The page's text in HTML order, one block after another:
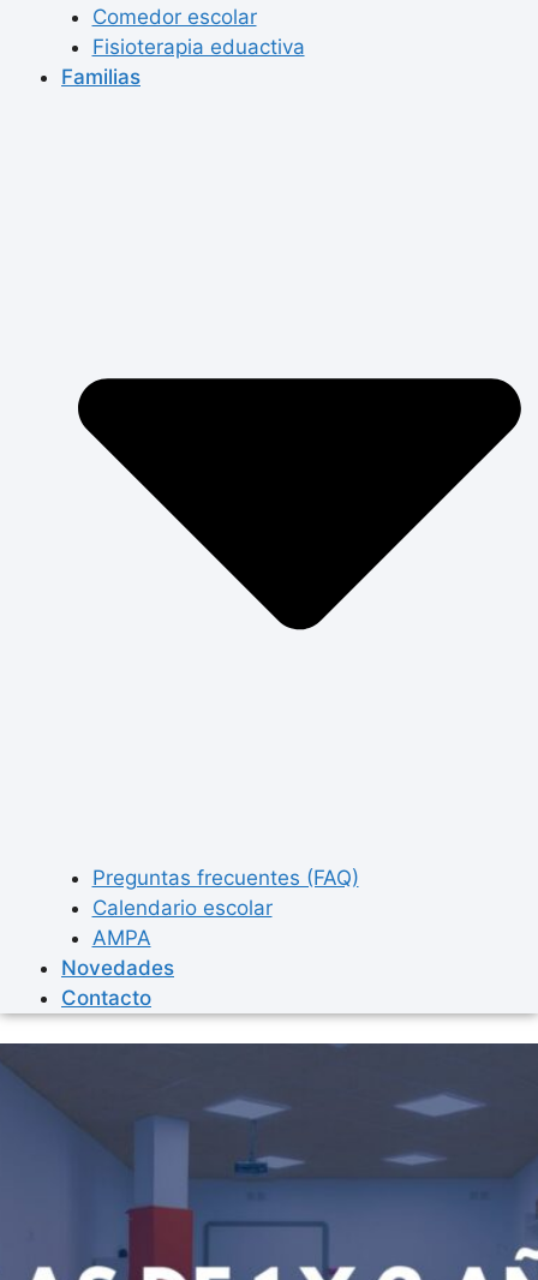
Comedor escolar
Fisioterapia eduactiva
Familias
Preguntas frecuentes (FAQ)
Calendario escolar
AMPA
Novedades
Contacto